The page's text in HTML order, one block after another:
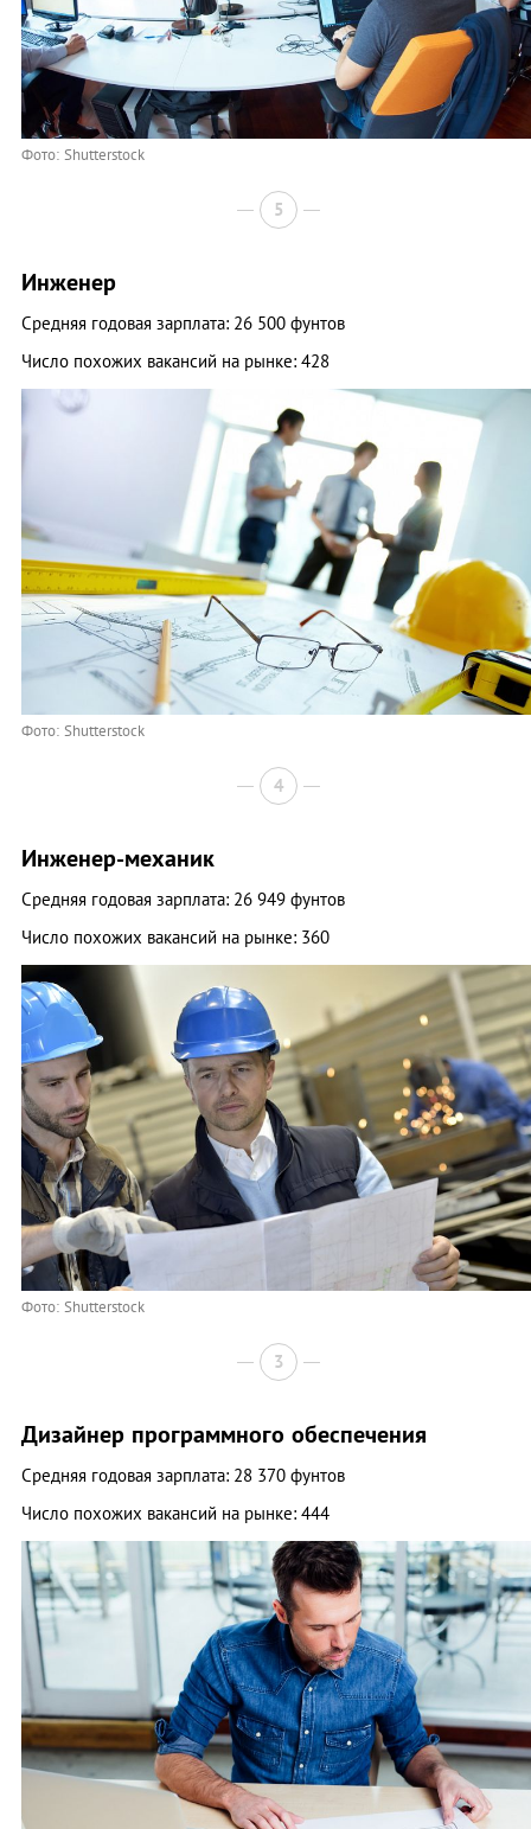
Фото: Shutterstock
5
Инженер
Средняя годовая зарплата: 26 500 фунтов
Число похожих вакансий на рынке: 428
Фото: Shutterstock
4
Инженер-механик
Средняя годовая зарплата: 26 949 фунтов
Число похожих вакансий на рынке: 360
Фото: Shutterstock
3
Дизайнер программного обеспечения
Средняя годовая зарплата: 28 370 фунтов
Число похожих вакансий на рынке: 444